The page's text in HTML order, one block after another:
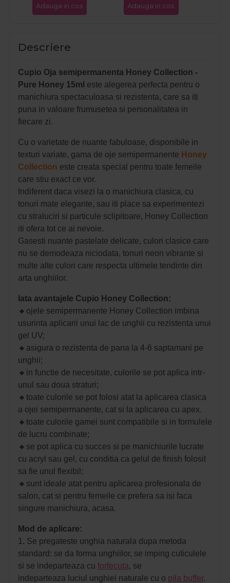
Adauga in cos Adauga in cos
Descriere
Cupio Oja semipermanenta Honey Collection -
Pure Honey 15ml este alegerea perfecta pentru o
manichiura spectaculoasa si rezistenta, care sa iti
puna in valoare frumusetea si personalitatea in
fiecare zi.
Cu o varietate de nuante fabuloase, disponibile in
texturi variate, gama de oje semipermanente Honey
Collection este creata special pentru toate femeile
care stiu exact ce vor.
Indiferent daca visezi la o manichiura clasica, cu
tonuri mate elegante, sau iti place sa experimentezi
cu straluciri si particule sclipitoare, Honey Collection
iti ofera tot ce ai nevoie.
Gasesti nuante pastelate delicate, culori clasice care
nu se demodeaza niciodata, tonuri neon vibrante si
multe alte culori care respecta ultimele tendinte din
arta unghiilor.
Iata avantajele Cupio Honey Collection:
🔸 ojele semipermanente Honey Collection imbina
usurinta aplicarii unui lac de unghii cu rezistenta unui
gel UV;
🔸 asigura o rezistenta de pana la 4-6 saptamani pe
unghii;
🔸 in functie de necesitate, culorile se pot aplica intr-
unul sau doua straturi;
🔸 toate culorile se pot folosi atat la aplicarea clasica
a ojei semipermanente, cat si la aplicarea cu apex.
🔸 toate culorile gamei sunt compatibile si in formulele
de lucru combinate;
🔸 se pot aplica cu succes si pe manichiurile lucrate
cu acryl sau gel, cu conditia ca gelul de finish folosit
sa fie unul flexibil;
🔸 sunt ideale atat pentru aplicarea profesionala de
salon, cat si pentru femeile ce prefera sa isi faca
singure manichiura, acasa.
Mod de aplicare:
1. Se pregateste unghia naturala dupa metoda
standard: se da forma unghiilor, se imping cuticulele
si se indeparteaza cu forfecuta, se
indeparteaza luciul unghiei naturale cu o pila buffer.